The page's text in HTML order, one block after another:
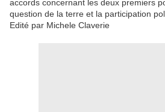
accords concernant les deux premiers
question de la terre et la participation
Edité par Michele Claverie